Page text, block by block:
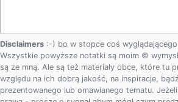
Disclaimers :-) bo w stopce coś
Wszystkie powyższe notatki są moim ©
są ze mną. Ale są też materiały obce, które tu
względu na ich dobrą jakość, na inspiracje,
prezentowanego lub omawianego tematu.